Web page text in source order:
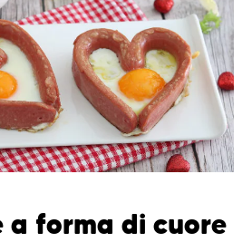
a forma di cuore